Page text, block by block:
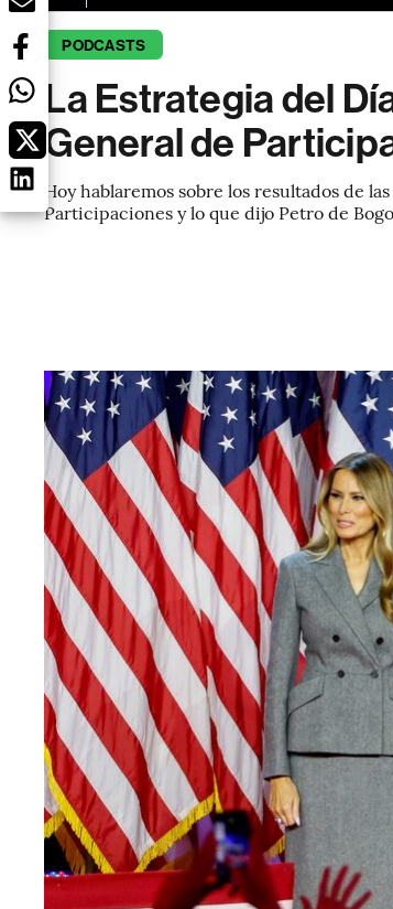
PODCASTS
La Estrategia del
General de
Hoy hablaremos sobre los resultados de
Participaciones y lo que dijo Petro de